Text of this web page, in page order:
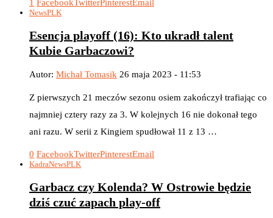
1 FacebookTwitterPinterestEmail
NewsPLK
Esencja playoff (16): Kto ukradł talent
Kubie Garbaczowi?
Autor: Michał Tomasik 26 maja 2023 - 11:53
Z pierwszych 21 meczów sezonu osiem zakończył trafiając co
najmniej cztery razy za 3. W kolejnych 16 nie dokonał tego
ani razu. W serii z Kingiem spudłował 11 z 13 …
0 FacebookTwitterPinterestEmail
KadraNewsPLK
Garbacz czy Kolenda? W Ostrowie będzie
dziś czuć zapach play-off